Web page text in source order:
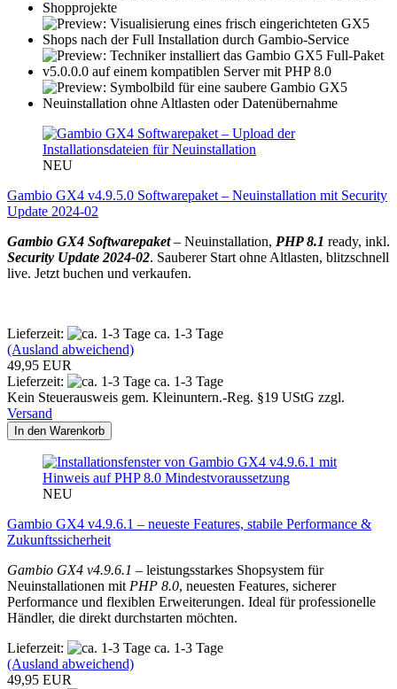
NEU
Gambio GX4 v4.9.5.0 Softwarepaket – Neuinstallation mit Security
Update 2024-02
Gambio GX4 Softwarepaket– Neuinstallation, PHP 8.1 ready, inkl.
Security Update 2024-02. Sauberer Start ohne Altlasten, blitzschnell
live. Jetzt buchen und verkaufen.
Lieferzeit:
ca. 1-3 Tage
(Ausland abweichend)
49,95 EUR
Lieferzeit:
ca. 1-3 Tage
Kein Steuerausweis gem. Kleinuntern.-Reg. §19 UStG zzgl.
Versand
In den Warenkorb
NEU
Gambio GX4 v4.9.6.1 – neueste Features, stabile Performance &
Zukunftssicherheit
Gambio GX4 v4.9.6.1 – leistungsstarkes Shopsystem für
Neuinstallationen mit PHP 8.0, neuesten Features, sicherer
Performance und flexiblen Erweiterungen. Ideal für professionelle
Händler, die direkt durchstarten möchten.
Lieferzeit:
ca. 1-3 Tage
(Ausland abweichend)
49,95 EUR